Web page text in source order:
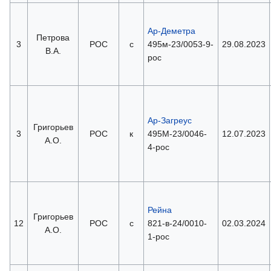
3
Петрова
В.А.
РОС с
Ар-Деметра
495м-23/0053-9-
рос
29.08.2023
3
Григорьев
А.О.
РОС к
Ар-Загреус
495М-23/0046-
4-рос
12.07.2023
12
Григорьев
А.О.
РОС с
Рейна
821-в-24/0010-
1-рос
02.03.2024